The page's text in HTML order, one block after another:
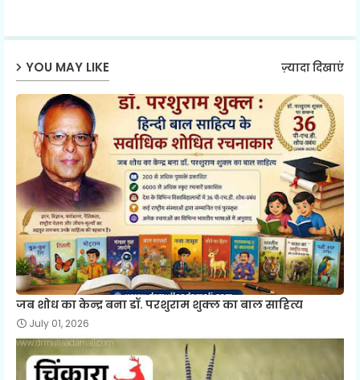
ap
YOU MAY LIKE ज़्यादा दिखाएं
जब शोध का केन्द्र बना डॉ. परशुराम शुक्ल का बाल साहित्य
July 01, 2026